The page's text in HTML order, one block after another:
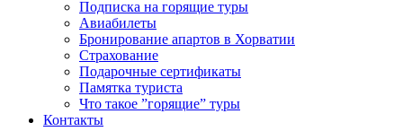
Подписка на горящие туры
Авиабилеты
Бронирование апартов в Хорватии
Страхование
Подарочные сертификаты
Памятка туриста
Что такое ”горящие” туры
Контакты